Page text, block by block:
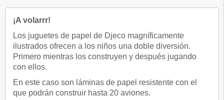
¡A volarrr!
Los juguetes de papel de Djeco magníficamente
ilustrados ofrecen a los niños una doble diversión.
Primero mientras los construyen y después jugando
con ellos.
En este caso son láminas de papel resistente con el
que podrán construir hasta 20 aviones.